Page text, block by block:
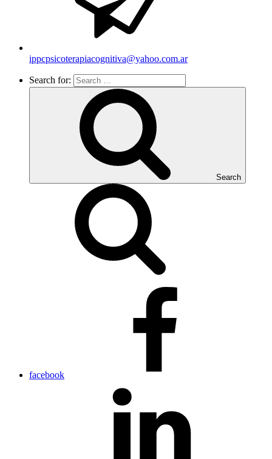
ippcpsicoterapiacognitiva@yahoo.com.ar
Search for:
Search
facebook